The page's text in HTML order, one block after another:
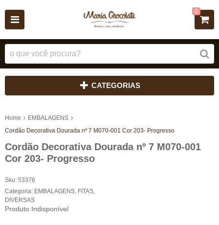
0
CATEGORIAS
Home
EMBALAGENS
Cordão Decorativa Dourada nº 7 M070-001 Cor 203- Progresso
Cordão Decorativa Dourada nº 7 M070-001
Cor 203- Progresso
Sku: 53376
Categoria: EMBALAGENS FITAS
DIVERSAS
Produto Indisponível